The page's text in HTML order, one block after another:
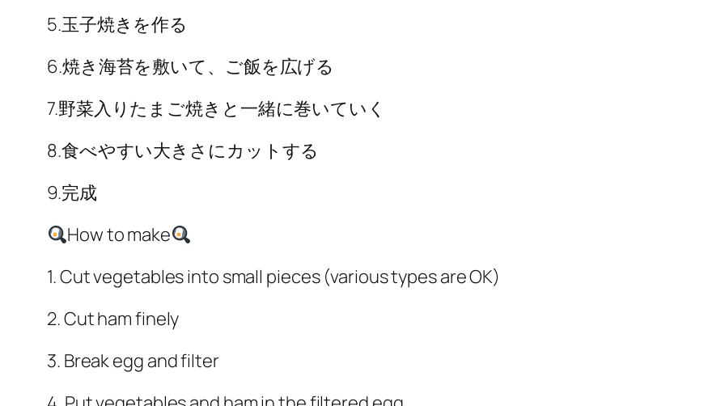
5.玉子焼きを作る
6.焼き海苔を敷いて、ご飯を広げる
7.野菜入りたまご焼きと一緒に巻いていく
8.食べやすい大きさにカットする
9.完成
How to make
1. Cut vegetables into small pieces (various types are OK)
2. Cut ham finely
3. Break egg and filter